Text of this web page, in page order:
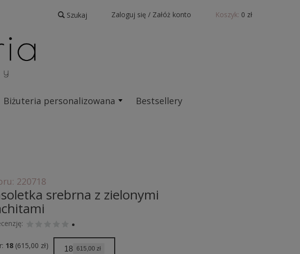
Szukaj Zaloguj się / Załóż konto Koszyk: 0 zł
Biżuteria personalizowana
Bestsellery
220718
srebrna z zielonymi
18 (615,00 zł) 18 615,00 zł